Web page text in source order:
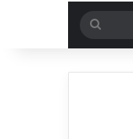
بحث
عن